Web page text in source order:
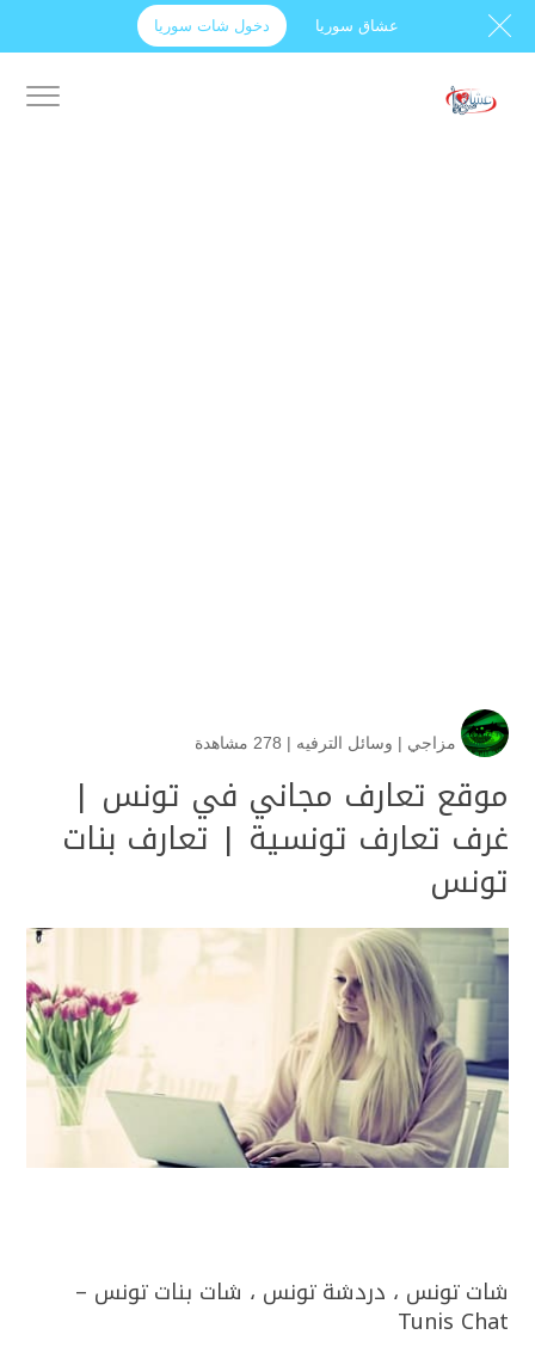
عشاق سوريا دخول شات سوريا
مزاجي | وسائل الترفيه | 278 مشاهدة
موقع تعارف مجاني في تونس |
غرف تعارف تونسية | تعارف بنات
تونس
شات تونس ، دردشة تونس ، شات بنات تونس –
Tunis Chat